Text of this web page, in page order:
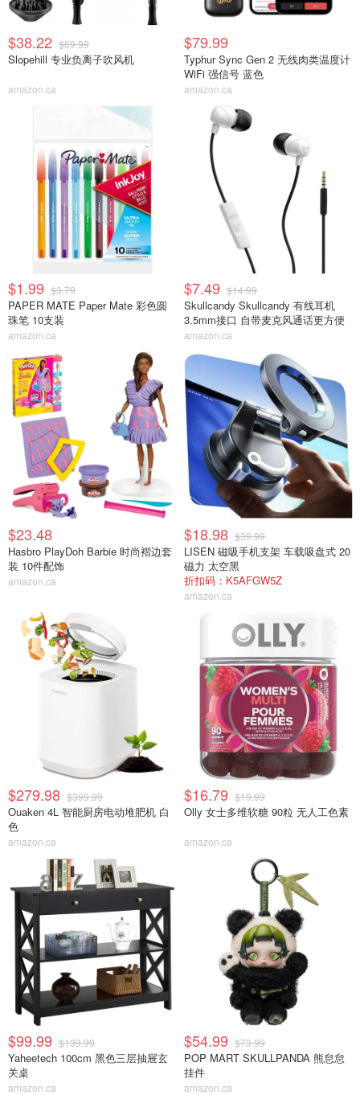
$38.22 $69.99
Slopehill 专业负离子吹风机
amazon.ca
$79.99
Typhur Sync Gen 2 无线肉类温度计
WiFi 强信号 蓝色
amazon.ca
$1.99 $3.79
PAPER MATE Paper Mate 彩色圆
珠笔 10支装
amazon.ca
$7.49 $14.99
Skullcandy Skullcandy 有线耳机
3.5mm接口 自带麦克风通话更方便
amazon.ca
$23.48
Hasbro PlayDoh Barbie 时尚褶边套
装 10件配饰
amazon.ca
$18.98 $39.99
LISEN 磁吸手机支架 车载吸盘式 20
磁力 太空黑
折扣码：K5AFGW5Z
amazon.ca
$279.98 $399.99
Ouaken 4L 智能厨房电动堆肥机 白
色
amazon.ca
$16.79 $19.99
Olly 女士多维软糖 90粒 无人工色素
amazon.ca
$99.99 $139.99
Yaheetech 100cm 黑色三层抽屉玄
关桌
amazon.ca
$54.99 $73.99
POP MART SKULLPANDA 熊怠怠
挂件
amazon.ca